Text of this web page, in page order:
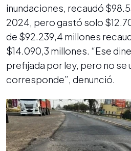
inundaciones, recaudó
2024, pero gastó solo
de $92.239,4 millones
$14.090,3 millones. “Ese
prefijada por ley, pero no se
corresponde”, denunció.